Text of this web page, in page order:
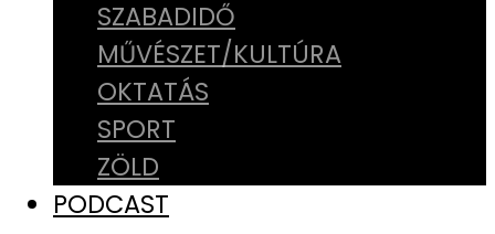
SZABADIDŐ
MŰVÉSZET/KULTÚRA
OKTATÁS
SPORT
ZÖLD
PODCAST